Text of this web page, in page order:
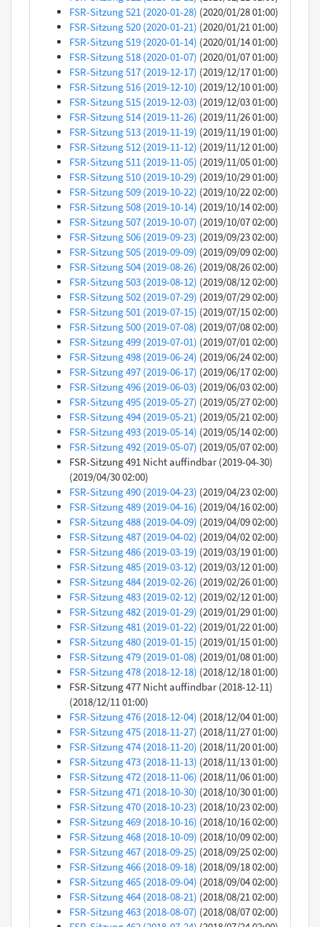
FSR-Sitzung 521 (2020-01-28) (2020/01/28 01:00)
FSR-Sitzung 520 (2020-01-21) (2020/01/21 01:00)
FSR-Sitzung 519 (2020-01-14) (2020/01/14 01:00)
FSR-Sitzung 518 (2020-01-07) (2020/01/07 01:00)
FSR-Sitzung 517 (2019-12-17) (2019/12/17 01:00)
FSR-Sitzung 516 (2019-12-10) (2019/12/10 01:00)
FSR-Sitzung 515 (2019-12-03) (2019/12/03 01:00)
FSR-Sitzung 514 (2019-11-26) (2019/11/26 01:00)
FSR-Sitzung 513 (2019-11-19) (2019/11/19 01:00)
FSR-Sitzung 512 (2019-11-12) (2019/11/12 01:00)
FSR-Sitzung 511 (2019-11-05) (2019/11/05 01:00)
FSR-Sitzung 510 (2019-10-29) (2019/10/29 01:00)
FSR-Sitzung 509 (2019-10-22) (2019/10/22 02:00)
FSR-Sitzung 508 (2019-10-14) (2019/10/14 02:00)
FSR-Sitzung 507 (2019-10-07) (2019/10/07 02:00)
FSR-Sitzung 506 (2019-09-23) (2019/09/23 02:00)
FSR-Sitzung 505 (2019-09-09) (2019/09/09 02:00)
FSR-Sitzung 504 (2019-08-26) (2019/08/26 02:00)
FSR-Sitzung 503 (2019-08-12) (2019/08/12 02:00)
FSR-Sitzung 502 (2019-07-29) (2019/07/29 02:00)
FSR-Sitzung 501 (2019-07-15) (2019/07/15 02:00)
FSR-Sitzung 500 (2019-07-08) (2019/07/08 02:00)
FSR-Sitzung 499 (2019-07-01) (2019/07/01 02:00)
FSR-Sitzung 498 (2019-06-24) (2019/06/24 02:00)
FSR-Sitzung 497 (2019-06-17) (2019/06/17 02:00)
FSR-Sitzung 496 (2019-06-03) (2019/06/03 02:00)
FSR-Sitzung 495 (2019-05-27) (2019/05/27 02:00)
FSR-Sitzung 494 (2019-05-21) (2019/05/21 02:00)
FSR-Sitzung 493 (2019-05-14) (2019/05/14 02:00)
FSR-Sitzung 492 (2019-05-07) (2019/05/07 02:00)
FSR-Sitzung 491 Nicht auffindbar (2019-04-30)
(2019/04/30 02:00)
FSR-Sitzung 490 (2019-04-23) (2019/04/23 02:00)
FSR-Sitzung 489 (2019-04-16) (2019/04/16 02:00)
FSR-Sitzung 488 (2019-04-09) (2019/04/09 02:00)
FSR-Sitzung 487 (2019-04-02) (2019/04/02 02:00)
FSR-Sitzung 486 (2019-03-19) (2019/03/19 01:00)
FSR-Sitzung 485 (2019-03-12) (2019/03/12 01:00)
FSR-Sitzung 484 (2019-02-26) (2019/02/26 01:00)
FSR-Sitzung 483 (2019-02-12) (2019/02/12 01:00)
FSR-Sitzung 482 (2019-01-29) (2019/01/29 01:00)
FSR-Sitzung 481 (2019-01-22) (2019/01/22 01:00)
FSR-Sitzung 480 (2019-01-15) (2019/01/15 01:00)
FSR-Sitzung 479 (2019-01-08) (2019/01/08 01:00)
FSR-Sitzung 478 (2018-12-18) (2018/12/18 01:00)
FSR-Sitzung 477 Nicht auffindbar (2018-12-11)
(2018/12/11 01:00)
FSR-Sitzung 476 (2018-12-04) (2018/12/04 01:00)
FSR-Sitzung 475 (2018-11-27) (2018/11/27 01:00)
FSR-Sitzung 474 (2018-11-20) (2018/11/20 01:00)
FSR-Sitzung 473 (2018-11-13) (2018/11/13 01:00)
FSR-Sitzung 472 (2018-11-06) (2018/11/06 01:00)
FSR-Sitzung 471 (2018-10-30) (2018/10/30 01:00)
FSR-Sitzung 470 (2018-10-23) (2018/10/23 02:00)
FSR-Sitzung 469 (2018-10-16) (2018/10/16 02:00)
FSR-Sitzung 468 (2018-10-09) (2018/10/09 02:00)
FSR-Sitzung 467 (2018-09-25) (2018/09/25 02:00)
FSR-Sitzung 466 (2018-09-18) (2018/09/18 02:00)
FSR-Sitzung 465 (2018-09-04) (2018/09/04 02:00)
FSR-Sitzung 464 (2018-08-21) (2018/08/21 02:00)
FSR-Sitzung 463 (2018-08-07) (2018/08/07 02:00)